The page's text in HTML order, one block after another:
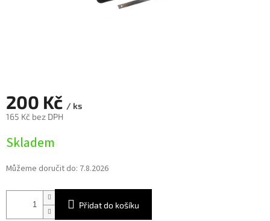
200 Kč / ks
165 Kč bez DPH
cena:
Skladem
Můžeme doručit do: 7.8.2026
Přidat do košíku